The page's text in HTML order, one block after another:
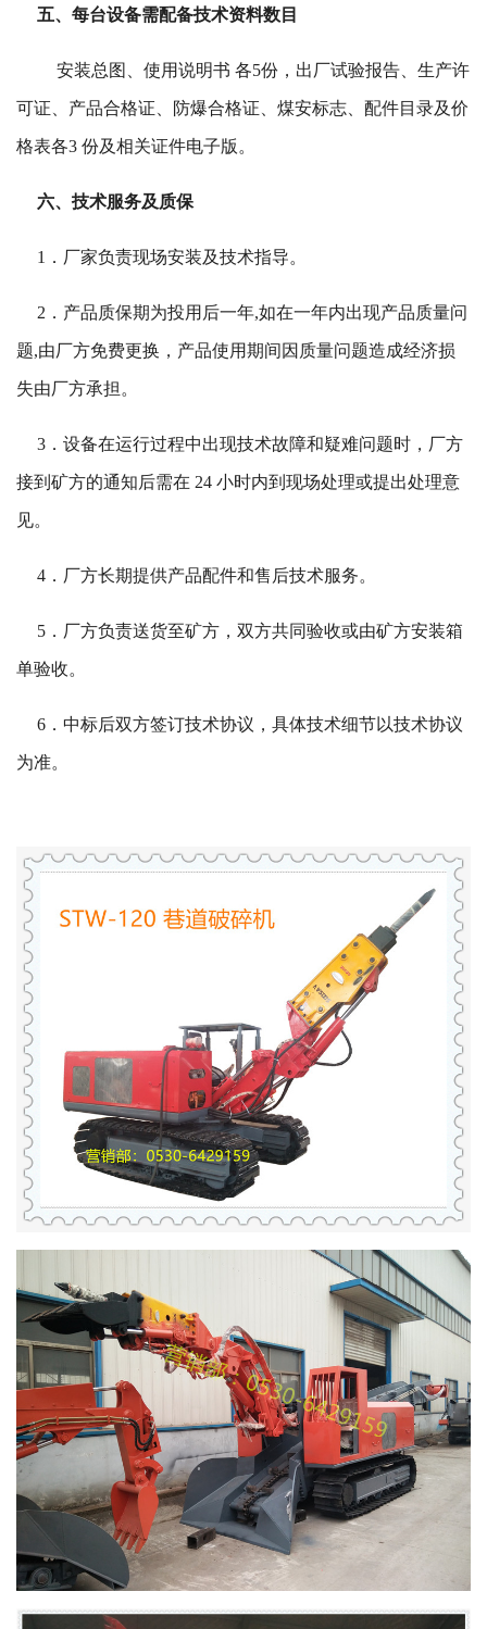
五、每台设备需配备技术资料数目
安装总图、使用说明书 各5份，出厂试验报告、生产许
可证、产品合格证、防爆合格证、煤安标志、配件目录及价
格表各3 份及相关证件电子版。
六、技术服务及质保
1．厂家负责现场安装及技术指导。
2．产品质保期为投用后一年,如在一年内出现产品质量问
题,由厂方免费更换，产品使用期间因质量问题造成经济损
失由厂方承担。
3．设备在运行过程中出现技术故障和疑难问题时，厂方
接到矿方的通知后需在 24 小时内到现场处理或提出处理意
见。
4．厂方长期提供产品配件和售后技术服务。
5．厂方负责送货至矿方，双方共同验收或由矿方安装箱
单验收。
6．中标后双方签订技术协议，具体技术细节以技术协议
为准。